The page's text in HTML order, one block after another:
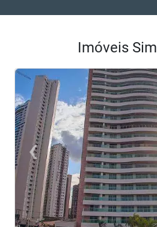
Imóveis
<<< <
‹
Previous